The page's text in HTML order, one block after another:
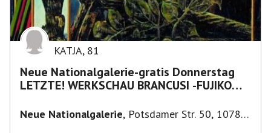
KATJA, 81
Neue Nationalgalerie-gratis Donnerstag
LETZTE! WERKSCHAU BRANCUSI -FUJIKO
Neue Nationalgalerie, Potsdamer Str. 50, 10785